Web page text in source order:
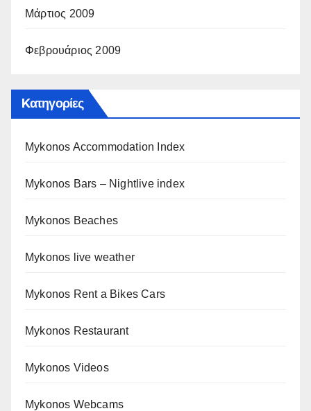
Μάρτιος 2009
Φεβρουάριος 2009
Kατηγορίες
Mykonos Accommodation Index
Mykonos Bars – Nightlive index
Mykonos Beaches
Mykonos live weather
Mykonos Rent a Bikes Cars
Mykonos Restaurant
Mykonos Videos
Mykonos Webcams